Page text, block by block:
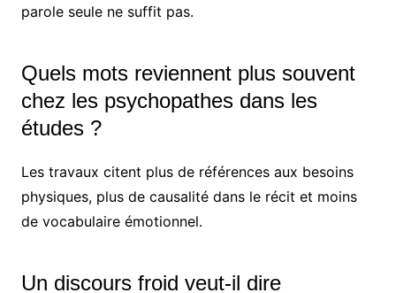
parole seule ne suffit pas.
Quels mots reviennent plus souvent
chez les psychopathes dans les
études ?
Les travaux citent plus de références aux besoins
physiques, plus de causalité dans le récit et moins
de vocabulaire émotionnel.
Un discours froid veut-il dire